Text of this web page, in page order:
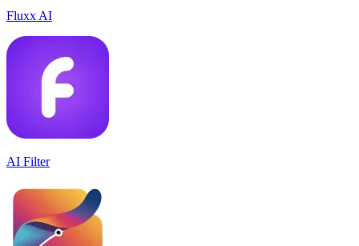
Fluxx AI
AI Filter